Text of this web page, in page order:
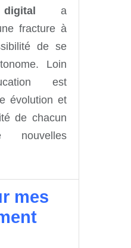
digital
a
fracture à
de se
Loin
est
évolution et
de chacun
nouvelles
mes